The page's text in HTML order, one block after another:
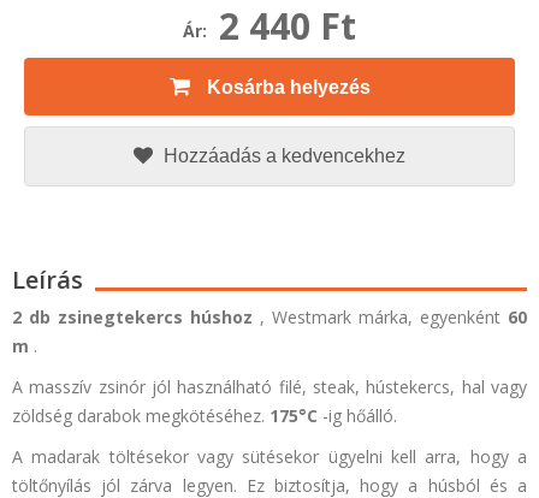
Ár: 2 440 Ft
Kosárba helyezés
Hozzáadás a kedvencekhez
Leírás
2 db zsinegtekercs húshoz , Westmark márka, egyenként 60
m .
A masszív zsinór jól használható filé, steak, hústekercs, hal vagy
zöldség darabok megkötéséhez. 175°C -ig hőálló.
A madarak töltésekor vagy sütésekor ügyelni kell arra, hogy a
töltőnyílás jól zárva legyen. Ez biztosítja, hogy a húsból és a